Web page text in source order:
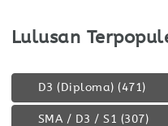
Lulusan
D3 (Diploma) (471)
SMA / D3 / S1 (307)